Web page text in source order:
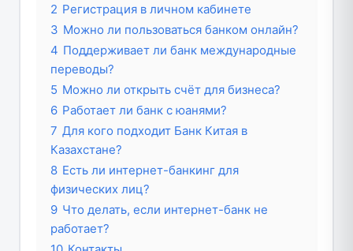
2 Регистрация в личном кабинете
3 Можно ли пользоваться банком онлайн?
4 Поддерживает ли банк международные
переводы?
5 Можно ли открыть счёт для бизнеса?
6 Работает ли банк с юанями?
7 Для кого подходит Банк Китая в
Казахстане?
8 Есть ли интернет-банкинг для
физических лиц?
9 Что делать, если интернет-банк не
работает?